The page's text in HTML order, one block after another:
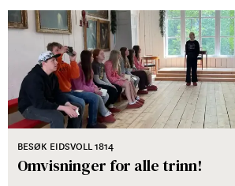
BESØK EIDSVOLL 1814
Omvisninger for alle trinn!